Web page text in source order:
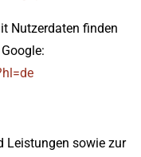
Nutzerdaten finden
Leistungen sowie zur